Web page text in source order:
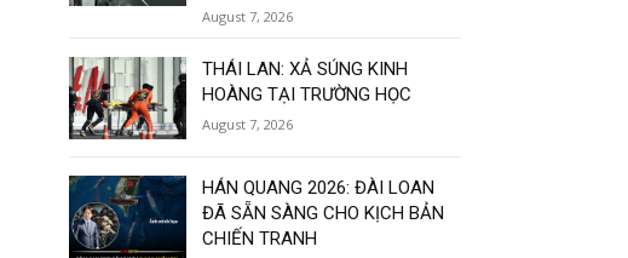
August 7, 2026
THÁI LAN: XẢ SÚNG KINH
HOÀNG TẠI TRƯỜNG HỌC
August 7, 2026
HÁN QUANG 2026: ĐÀI LOAN
ĐÃ SẴN SÀNG CHO KỊCH BẢN
CHIẾN TRANH